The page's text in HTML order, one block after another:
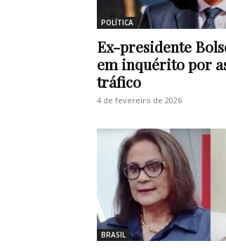
POLÍTICA
Ex-presidente
em inquérito por
tráfico
4 de fevereiro de 2026
BRASIL